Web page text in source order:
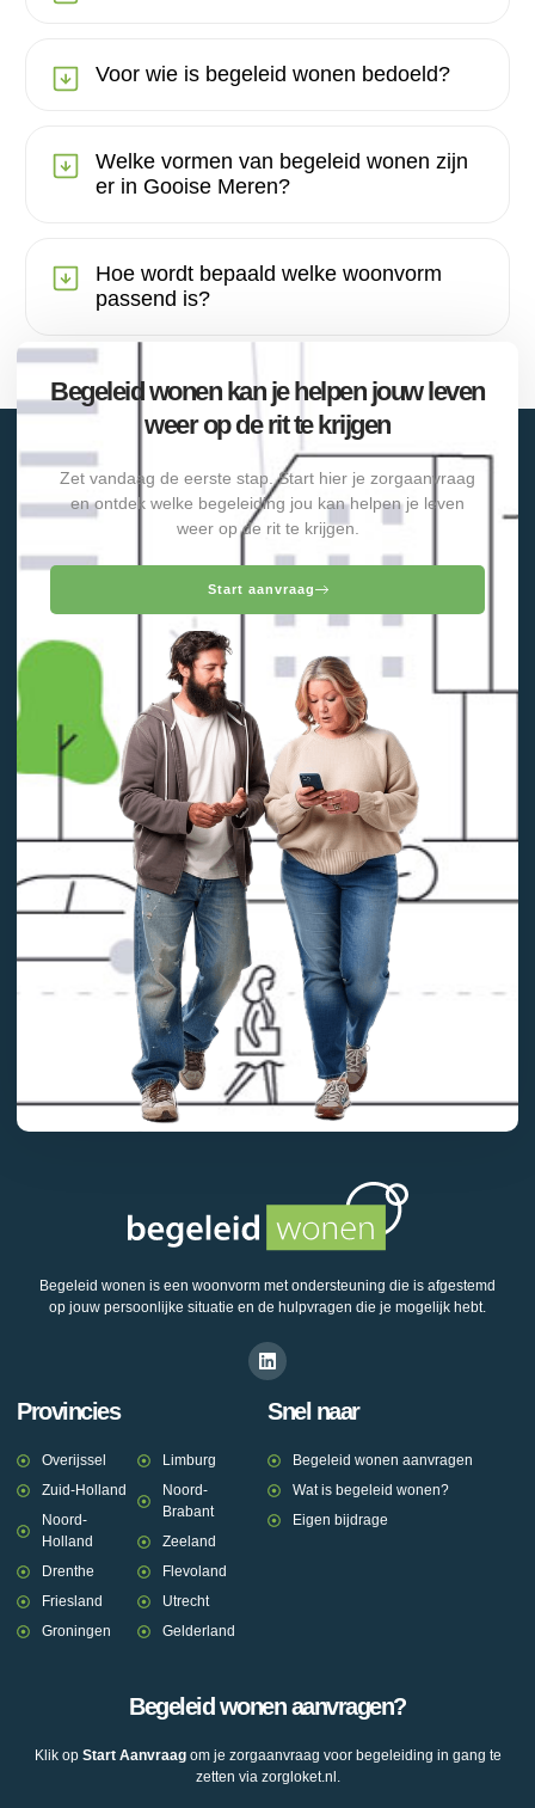
Voor wie is begeleid wonen bedoeld?
Welke vormen van begeleid wonen zijn
er in Gooise Meren?
Hoe wordt bepaald welke woonvorm
passend is?
Begeleid wonen kan je helpen jouw leven
weer op de rit te krijgen
Zet vandaag de eerste stap. Start hier je zorgaanvraag
en ontdek welke begeleiding jou kan helpen je leven
weer op de rit te krijgen.
Start aanvraag
Begeleid wonen is een woonvorm met ondersteuning die is afgestemd
op jouw persoonlijke situatie en de hulpvragen die je mogelijk hebt.
Provincies
Overijssel
Zuid-Holland
Noord-
Holland
Drenthe
Friesland
Groningen
Limburg
Noord-
Brabant
Zeeland
Flevoland
Utrecht
Gelderland
Snel naar
Begeleid wonen aanvragen
Wat is begeleid wonen?
Eigen bijdrage
Begeleid wonen aanvragen?
Klik op Start Aanvraagom je zorgaanvraag voor begeleiding in gang te
zetten via zorgloket.nl.